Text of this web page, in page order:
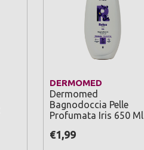
DERMOMED
Dermomed
Bagnodoccia Pelle
Profumata Iris 650 Ml
€1,99